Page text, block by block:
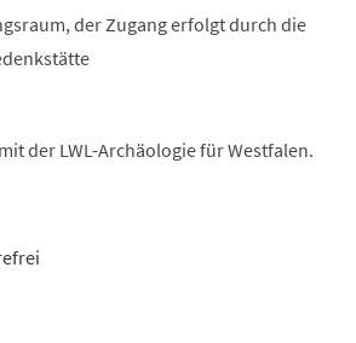
der Zugang erfolgt durch die
der LWL-Archäologie für Westfalen.